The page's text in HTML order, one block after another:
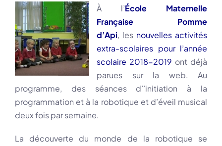
À l’École Maternelle
Française Pomme
d’Api, les nouvelles activités
extra-scolaires pour l’année
scolaire 2018-2019 ont déjà
parues sur la web. Au
programme, des séances d’’initiation à la
programmation et à la robotique et d’éveil musical
deux fois par semaine.
La découverte du monde de la robotique se